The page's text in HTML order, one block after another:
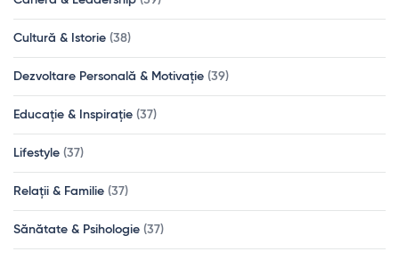
Cultură & Istorie (38)
Dezvoltare Personală & Motivație (39)
Educație & Inspirație (37)
Lifestyle (37)
Relații & Familie (37)
Sănătate & Psihologie (37)